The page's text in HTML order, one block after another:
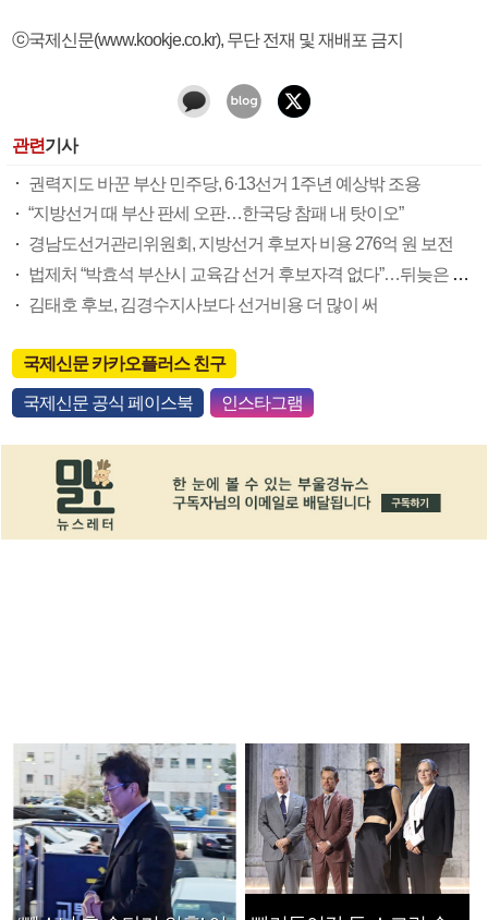
ⓒ국제신문(www.kookje.co.kr), 무단 전재 및 재배포 금지
관련기사
권력지도 바꾼 부산 민주당, 6·13선거 1주년 예상밖 조용
“지방선거 때 부산 판세 오판…한국당 참패 내 탓이오”
경남도선거관리위원회, 지방선거 후보자 비용 276억 원 보전
법제처 “박효석 부산시 교육감 선거 후보자격 없다”…뒤늦은 결정 후폭풍
김태호 후보, 김경수지사보다 선거비용 더 많이 써
국제신문 카카오플러스 친구
국제신문 공식 페이스북 인스타그램